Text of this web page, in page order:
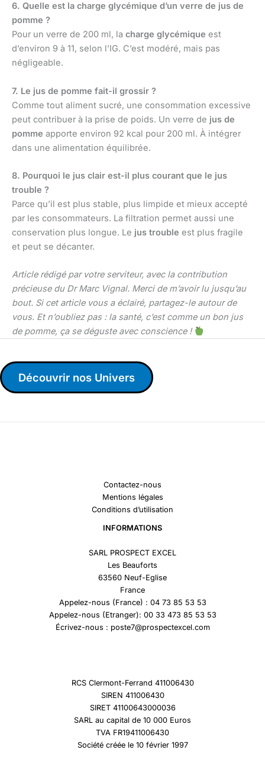
6. Quelle est la charge glycémique d’un verre de jus de
pomme ?
Pour un verre de 200 ml, la charge glycémique est
d’environ 9 à 11, selon l’IG. C’est modéré, mais pas
négligeable.
7. Le jus de pomme fait-il grossir ?
Comme tout aliment sucré, une consommation excessive
peut contribuer à la prise de poids. Un verre de jus de
pomme apporte environ 92 kcal pour 200 ml. À intégrer
dans une alimentation équilibrée.
8. Pourquoi le jus clair est-il plus courant que le jus
trouble ?
Parce qu’il est plus stable, plus limpide et mieux accepté
par les consommateurs. La filtration permet aussi une
conservation plus longue. Le jus trouble est plus fragile
et peut se décanter.
Article rédigé par votre serviteur, avec la contribution
précieuse du Dr Marc Vignal. Merci de m’avoir lu jusqu’au
bout. Si cet article vous a éclairé, partagez-le autour de
vous. Et n’oubliez pas : la santé, c’est comme un bon jus
de pomme, ça se déguste avec conscience !
Découvrir nos Univers
Contactez-nous
Mentions légales
Conditions d’utilisation
INFORMATIONS
SARL PROSPECT EXCEL
Les Beauforts
63560 Neuf-Eglise
France
Appelez-nous (France) : 04 73 85 53 53
Appelez-nous (Etranger): 00 33 473 85 53 53
Écrivez-nous : poste7@prospectexcel.com
RCS Clermont-Ferrand 411006430
SIREN 411006430
SIRET 41100643000036
SARL au capital de 10 000 Euros
TVA FR19411006430
Société créée le 10 février 1997